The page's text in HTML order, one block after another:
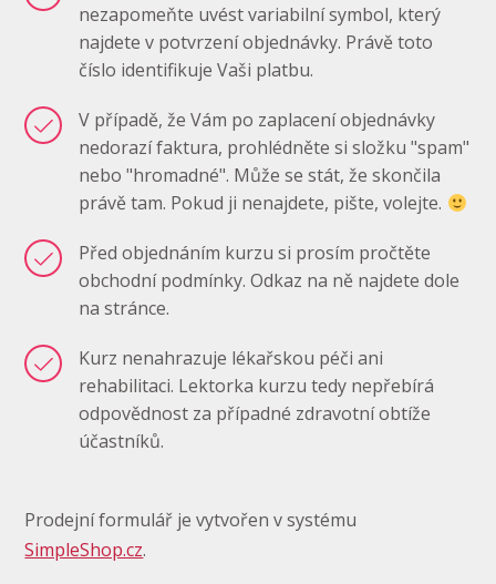
nezapomeňte uvést variabilní symbol, který
najdete v potvrzení objednávky. Právě toto
číslo identifikuje Vaši platbu.
V případě, že Vám po zaplacení objednávky
nedorazí faktura, prohlédněte si složku "spam"
nebo "hromadné". Může se stát, že skončila
právě tam. Pokud ji nenajdete, pište, volejte.
Před objednáním kurzu si prosím pročtěte
obchodní podmínky. Odkaz na ně najdete dole
na stránce.
Kurz nenahrazuje lékařskou péči ani
rehabilitaci. Lektorka kurzu tedy nepřebírá
odpovědnost za případné zdravotní obtíže
účastníků.
Prodejní formulář je vytvořen v systému
SimpleShop.cz.